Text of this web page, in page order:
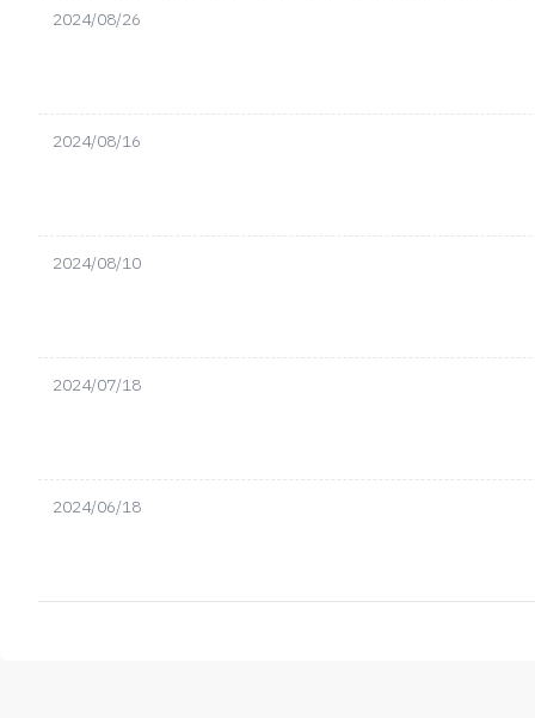
2024/08/26
2024/08/16
2024/08/10
2024/07/18
2024/06/18